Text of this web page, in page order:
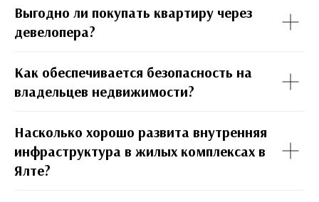
Выгодно ли покупать квартиру через
девелопера?
Как обеспечивается безопасность на
владельцев недвижимости?
Насколько хорошо развита внутренняя
инфраструктура в жилых комплексах в
Ялте?